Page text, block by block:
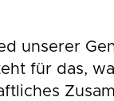
unserer
für das,